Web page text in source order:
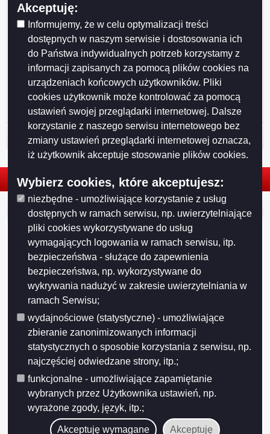
Akceptuję:
Informujemy, że w celu optymalizacji treści
dostępnych w naszym serwisie i dostosowania ich
do Państwa indywidualnych potrzeb korzystamy z
informacji zapisanych za pomocą plików cookies na
urządzeniach końcowych użytkowników. Pliki
cookies użytkownik może kontrolować za pomocą
ustawień swojej przeglądarki internetowej. Dalsze
korzystanie z naszego serwisu internetowego bez
zmiany ustawień przeglądarki internetowej oznacza,
iż użytkownik akceptuje stosowanie plików cookies.
Wybierz cookies, które akceptujesz:
niezbędne - umożliwiające korzystanie z usług
dostępnych w ramach serwisu, np. uwierzytelniające
pliki cookies wykorzystywane do usług
wymagających logowania w ramach serwisu, itp.
bezpieczeństwa - służące do zapewnienia
bezpieczeństwa, np. wykorzystywane do
wykrywania nadużyć w zakresie uwierzytelniania w
ramach Serwisu;
wydajnościowe (statystyczne) - umożliwiające
zbieranie zanonimizowanych informacji
statystycznych o sposobie korzystania z serwisu, np.
najczęściej odwiedzane strony, itp.;
funkcjonalne - umożliwiające zapamiętanie
wybranych przez Użytkownika ustawień, np.
wyrażone zgody, język, itp.;
Akceptuję wymagane Akceptuję
Drukuj do PDF
Drukuj
Historia strony
© 2026. Urząd Miejski w Suwałkach. Wszystkie prawa zastrzeżone.
Projekt współfinansowany przez Unię Europejską z Europejskiego Funduszu
Rozwoju Regionalnego w ramach Regionalnego Programu Operacyjnego
Województwa Podlaskiego na lata 2007-2013
FUNDUSZE EUROPEJSKIE - DLA ROZWOJU WOJEWÓDZTWA PODLASKIEGO
Urząd Marszałkowski Województwa Podlaskiego – Instytucja Zarządzająca